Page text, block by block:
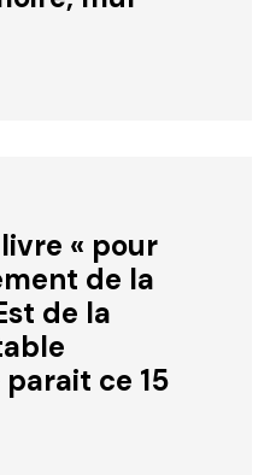
« pour
de la
de la
ce 15